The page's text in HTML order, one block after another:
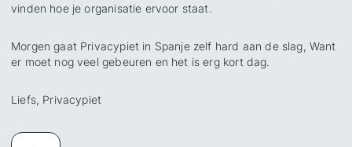
vinden hoe je organisatie ervoor staat.
Morgen gaat Privacypiet in Spanje zelf hard aan de slag, Want
er moet nog veel gebeuren en het is erg kort dag.
Liefs, Privacypiet